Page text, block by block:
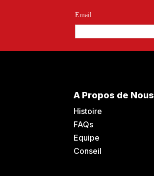
Email
A Propos de Nous
Histoire
FAQs
Equipe
Conseil